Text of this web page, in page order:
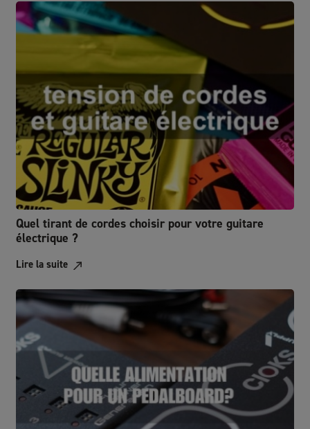
Quel tirant de cordes choisir pour votre guitare
électrique ?
Lire la suite